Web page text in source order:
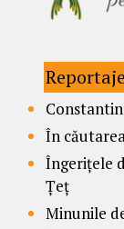
Reportaje
În
Îngerițele
Țeț
Minunile